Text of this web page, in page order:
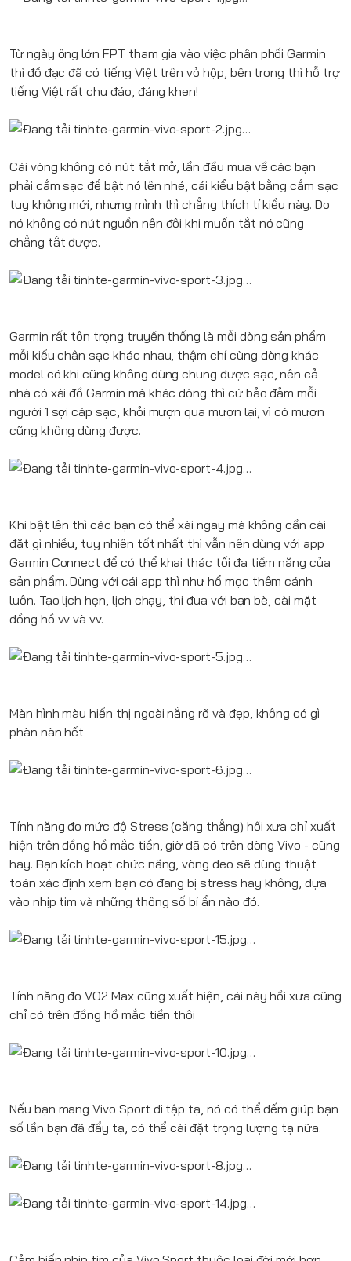
Từ ngày ông lớn FPT tham gia vào việc phân phối Garmin
thì đồ đạc đã có tiếng Việt trên vỏ hộp, bên trong thì hỗ trợ
tiếng Việt rất chu đáo, đáng khen!
Cái vòng không có nút tắt mở, lần đầu mua về các bạn
phải cắm sạc để bật nó lên nhé, cái kiểu bật bằng cắm sạc
tuy không mới, nhưng mình thì chẳng thích tí kiểu này. Do
nó không có nút nguồn nên đôi khi muốn tắt nó cũng
chẳng tắt được.
Garmin rất tôn trọng truyền thống là mỗi dòng sản phẩm
mỗi kiểu chân sạc khác nhau, thậm chí cùng dòng khác
model có khi cũng không dùng chung được sạc, nên cả
nhà có xài đồ Garmin mà khác dòng thì cứ bảo đảm mỗi
người 1 sợi cáp sạc, khỏi mượn qua mượn lại, vì có mượn
cũng không dùng được.
Khi bật lên thì các bạn có thể xài ngay mà không cần cài
đặt gì nhiều, tuy nhiên tốt nhất thì vẫn nên dùng với app
Garmin Connect để có thể khai thác tối đa tiềm năng của
sản phẩm. Dùng với cái app thì như hổ mọc thêm cánh
luôn. Tạo lịch hẹn, lịch chạy, thi đua với bạn bè, cài mặt
đồng hồ vv và vv.
Màn hình màu hiển thị ngoài nắng rõ và đẹp, không có gì
phàn nàn hết
Tính năng đo mức độ Stress (căng thẳng) hồi xưa chỉ xuất
hiện trên đồng hồ mắc tiền, giờ đã có trên dòng Vivo - cũng
hay. Bạn kích hoạt chức năng, vòng đeo sẽ dùng thuật
toán xác định xem bạn có đang bị stress hay không, dựa
vào nhịp tim và những thông số bí ẩn nào đó.
Tính năng đo VO2 Max cũng xuất hiện, cái này hồi xưa cũng
chỉ có trên đồng hồ mắc tiền thôi
Nếu bạn mang Vivo Sport đi tập tạ, nó có thể đếm giúp bạn
số lần bạn đã đẩy tạ, có thể cài đặt trọng lượng tạ nữa.